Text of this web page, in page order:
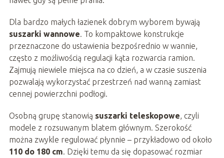
Dla bardzo małych łazienek dobrym wyborem bywają
suszarki wannowe. To kompaktowe konstrukcje
przeznaczone do ustawienia bezpośrednio w wannie,
często z możliwością regulacji kąta rozwarcia ramion.
Zajmują niewiele miejsca na co dzień, a w czasie suszenia
pozwalają wykorzystać przestrzeń nad wanną zamiast
cennej powierzchni podłogi.
Osobną grupę stanowią suszarki teleskopowe, czyli
modele z rozsuwanym blatem głównym. Szerokość
można zwykle regulować płynnie – przykładowo od około
110 do 180 cm. Dzięki temu da się dopasować rozmiar